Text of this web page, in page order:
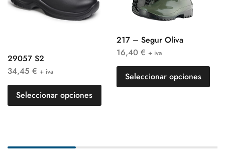
29057 S2
34,45 € + iva
Seleccionar opciones
217 – Segur Oliva
16,40 € + iva
Seleccionar opciones